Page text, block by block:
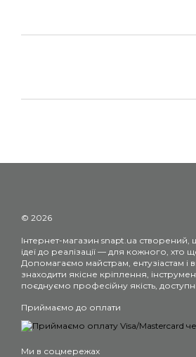
© 2026
Інтернет-магазин snapt.ua створений,
ідеї до реалізації — для кожного, хто
Допомагаємо майстрам, ентузіастам і
знаходити якісне кріплення,
поєднуємо професійну якість,
Приймаємо до оплати
Ми в соцмережах